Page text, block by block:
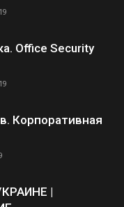
Office Security
Корпоративная
|